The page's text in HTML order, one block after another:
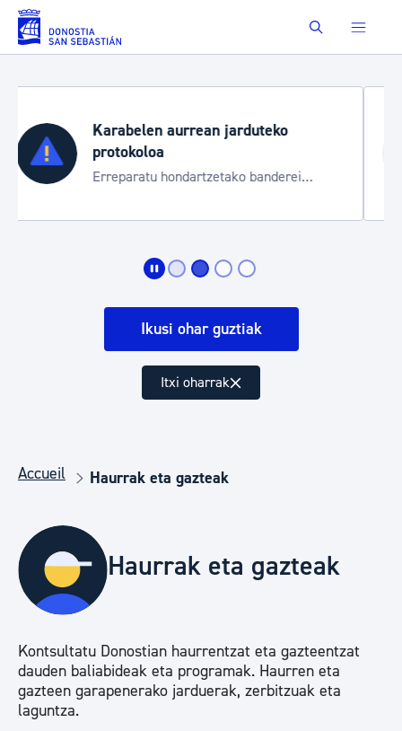
Saut au contenu principal Buscar
Aste Nagusia 2026
Trafiko mozketak eta garraio zerbitzu
bereziak
Ikusi ohar guztiak
Itxi oharrak
Accueil Haurrak eta gazteak
Haurrak eta gazteak
Kontsultatu Donostian haurrentzat eta gazteentzat
dauden baliabideak eta programak. Haurren eta
gazteen garapenerako jarduerak, zerbitzuak eta
laguntza.